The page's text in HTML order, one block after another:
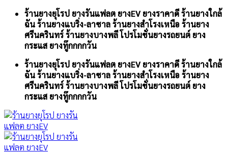
Skip
content
ร้านยางยุโรป ยางรันแฟลต ยางEV ยางราคาดี ร้านยางใกล้
ฉัน ร้านยางแบริ่ง-ลาซาล ร้านยางสำโรงเหนือ ร้านยาง
ศรีนครินทร์ ร้านยางบางพลี โปรโมชั่นยางรถยนต์ ยาง
กระแส ยางทู๊กกกกวัน
ร้านยางยุโรป ยางรันแฟลต ยางEV ยางราคาดี ร้านยางใกล้
ฉัน ร้านยางแบริ่ง-ลาซาล ร้านยางสำโรงเหนือ ร้านยาง
ศรีนครินทร์ ร้านยางบางพลี โปรโมชั่นยางรถยนต์ ยาง
กระแส ยางทู๊กกกกวัน